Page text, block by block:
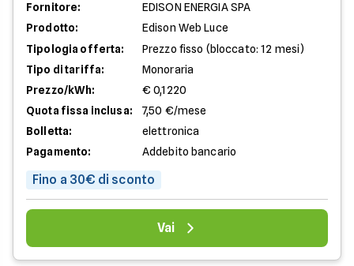
Fornitore:
EDISON ENERGIA SPA
Prodotto:
Edison Web Luce
Tipologia offerta:
Prezzo fisso (bloccato: 12 mesi)
Tipo di tariffa:
Monoraria
Prezzo/kWh:
€ 0,1220
Quota fissa inclusa:
7,50 €/mese
Bolletta:
elettronica
Pagamento:
Addebito bancario
Fino a 30€ di sconto
Vai